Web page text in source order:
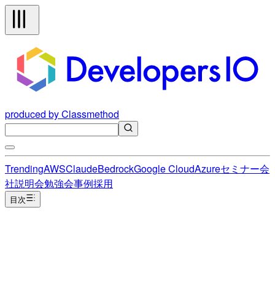
produced by Classmethod
TrendingAWSClaudeBedrockGoogle CloudAzureセミナー会
社説明会勉強会事例採用
目次